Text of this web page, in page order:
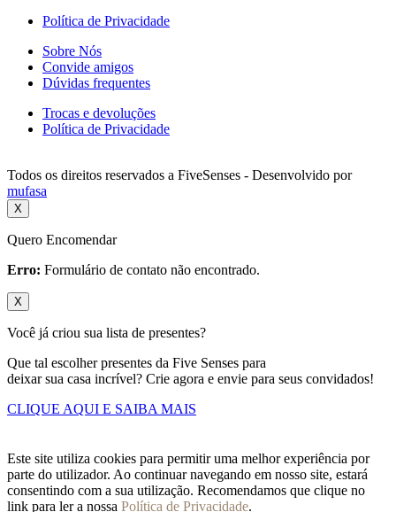
Política de Privacidade
Sobre Nós
Convide amigos
Dúvidas frequentes
Trocas e devoluções
Política de Privacidade
Todos os direitos reservados a FiveSenses - Desenvolvido por
mufasa
X
Quero Encomendar
Erro: Formulário de contato não encontrado.
X
Você já criou sua lista de presentes?
Que tal escolher presentes da Five Senses para
deixar sua casa incrível? Crie agora e envie para seus convidados!
CLIQUE AQUI E SAIBA MAIS
Este site utiliza cookies para permitir uma melhor experiência por
parte do utilizador. Ao continuar navegando em nosso site, estará
consentindo com a sua utilização. Recomendamos que clique no
link para ler a nossa Política de Privacidade.